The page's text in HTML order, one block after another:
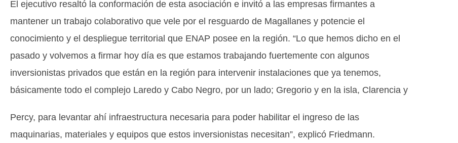
El ejecutivo resaltó la conformación de esta asociación e invitó a las empresas firmantes a
mantener un trabajo colaborativo que vele por el resguardo de Magallanes y potencie el
conocimiento y el despliegue territorial que ENAP posee en la región. “Lo que hemos dicho en el
pasado y volvemos a firmar hoy día es que estamos trabajando fuertemente con algunos
inversionistas privados que están en la región para intervenir instalaciones que ya tenemos,
básicamente todo el complejo Laredo y Cabo Negro, por un lado; Gregorio y en la isla, Clarencia y
Percy, para levantar ahí infraestructura necesaria para poder habilitar el ingreso de las
maquinarias, materiales y equipos que estos inversionistas necesitan”, explicó Friedmann.